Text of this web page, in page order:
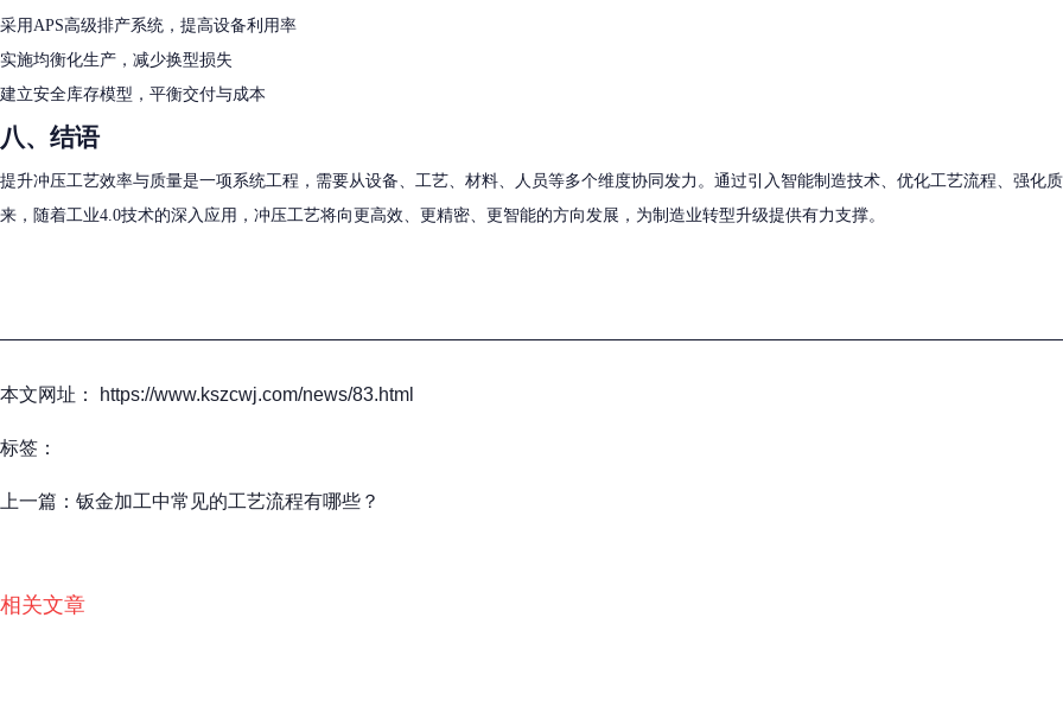
采用APS高级排产系统，提高设备利用率
实施均衡化生产，减少换型损失
建立安全库存模型，平衡交付与成本
八、结语
提升冲压工艺效率与质量是一项系统工程，需要从设备、工艺、材料、人员等多个维度协同发力。通过引入智能制造技术、优化工艺流程、强化
来，随着工业4.0技术的深入应用，冲压工艺将向更高效、更精密、更智能的方向发展，为制造业转型升级提供有力支撑。
本文网址： https://www.kszcwj.com/news/83.html
标签：
上一篇： 钣金加工中常见的工艺流程有哪些？
相关文章